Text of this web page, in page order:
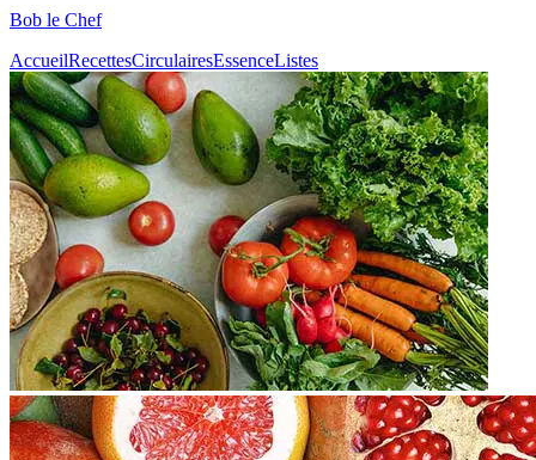
Bob le Chef
AccueilRecettesCirculairesEssenceListes